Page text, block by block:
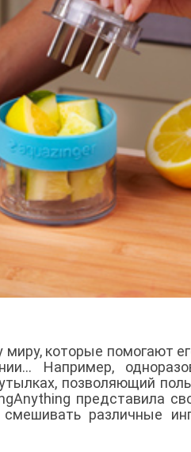
которые помогают
Например,
позволяющий
представила
различные